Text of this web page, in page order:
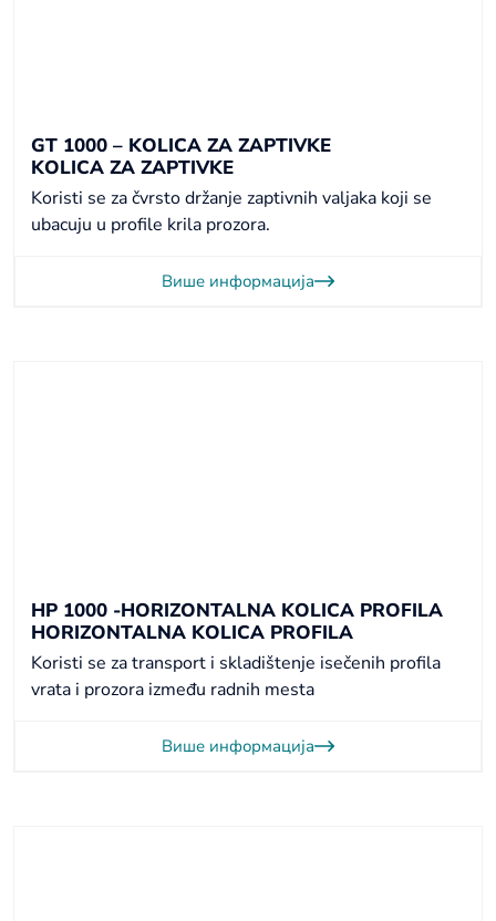
GT 1000 – KOLICA ZA ZAPTIVKE
KOLICA ZA ZAPTIVKE
Koristi se za čvrsto držanje zaptivnih valjaka koji se
ubacuju u profile krila prozora.
Више информација
HP 1000 -HORIZONTALNA KOLICA PROFILA
HORIZONTALNA KOLICA PROFILA
Koristi se za transport i skladištenje isečenih profila
vrata i prozora između radnih mesta
Више информација